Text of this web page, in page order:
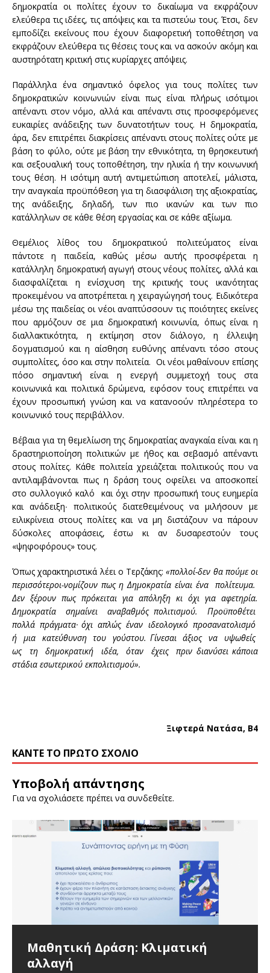
δημοκρατία οι πολίτες έχουν το δικαίωμα να εκφράζουν
ελεύθερα τις ιδέες, τις απόψεις και τα πιστεύω τους. Έτσι, δεν
εμποδίζει εκείνους που έχουν διαφορετική τοποθέτηση να
εκφράζουν ελεύθερα τις θέσεις τους και να ασκούν ακόμη και
αυστηρότατη κριτική στις κυρίαρχες απόψεις.
Παράλληλα ένα σημαντικό όφελος για τους πολίτες των
δημοκρατικών κοινωνιών είναι πως είναι πλήρως ισότιμοι
απέναντι στον νόμο, αλλά και απέναντι στις προσφερόμενες
ευκαιρίες ανάδειξης των δυνατοτήτων τους. Η δημοκρατία,
άρα, δεν επιτρέπει διακρίσεις απέναντι στους πολίτες ούτε με
βάση το φύλο, ούτε με βάση την εθνικότητα, τη θρησκευτική
και σεξουαλική τους τοποθέτηση, την ηλικία ή την κοινωνική
τους θέση. Η ισότιμη αυτή αντιμετώπιση αποτελεί, μάλιστα,
την αναγκαία προϋπόθεση για τη διασφάλιση της αξιοκρατίας,
της ανάδειξης, δηλαδή, των πιο ικανών και των πιο
κατάλληλων σε κάθε θέση εργασίας και σε κάθε αξίωμα.
Θεμέλιος λίθος του δημοκρατικού πολιτεύματος είναι
πάντοτε η παιδεία, καθώς μέσω αυτής προσφέρεται η
κατάλληλη δημοκρατική αγωγή στους νέους πολίτες, αλλά και
διασφαλίζεται η ενίσχυση της κριτικής τους ικανότητας
προκειμένου να αποτρέπεται η χειραγώγησή τους. Ειδικότερα
μέσω της παιδείας οι νέοι αναπτύσσουν τις ποιότητες εκείνες
που αρμόζουν σε μια δημοκρατική κοινωνία, όπως είναι η
διαλλακτικότητα, η εκτίμηση στον διάλογο, η έλλειψη
δογματισμού και η αίσθηση ευθύνης απέναντι τόσο στους
συμπολίτες, όσο και στην πολιτεία. Οι νέοι μαθαίνουν επίσης
πόσο σημαντική είναι η ενεργή συμμετοχή τους στα
κοινωνικά και πολιτικά δρώμενα, εφόσον τους επιτρέπει να
έχουν προσωπική γνώση και να κατανοούν πληρέστερα το
κοινωνικό τους περιβάλλον.
Βέβαια για τη θεμελίωση της δημοκρατίας αναγκαία είναι και η
δραστηριοποίηση πολιτικών με ήθος και σεβασμό απέναντι
στους πολίτες. Κάθε πολιτεία χρειάζεται πολιτικούς που να
αντιλαμβάνονται πως η δράση τους οφείλει να αποσκοπεί
στο συλλογικό καλό και όχι στην προσωπική τους ευημερία
και ανάδειξη∙ πολιτικούς διατεθειμένους να μιλήσουν με
ειλικρίνεια στους πολίτες και να μη διστάζουν να πάρουν
δύσκολες αποφάσεις, έστω κι αν δυσαρεστούν τους
«ψηφοφόρους» τους.
Όπως χαρακτηριστικά λέει ο Τερζάκης:«πολλοί-δεν θα πούμε οι
περισσότεροι-νομίζουν πως η Δημοκρατία είναι ένα πολίτευμα.
Δεν ξέρουν πως πρόκειται για απόληξη κι όχι για αφετηρία.
Δημοκρατία σημαίνει αναβαθμός πολιτισμού. Προϋποθέτει
πολλά πράγματα· όχι απλώς έναν ιδεολογικό προσανατολισμό
ή μια κατεύθυνση του γούστου. Γίνεσαι άξιος να υψωθείς
ως τη δημοκρατική ιδέα, όταν έχεις πριν διανύσει κάποια
στάδια εσωτερικού εκπολιτισμού».
Ξιφτερά Νατάσα, Β4
ΚΆΝΤΕ ΤΟ ΠΡΏΤΟ ΣΧΌΛΙΟ
Υποβολή απάντησης
Για να σχολιάσετε πρέπει να συνδεθείτε.
editorial
Μαθητική Δράση: Κλιματική
αλλαγή
Απόκριες
Ώρα για …Ν ε ρ ό
AGΙΟs VΑlΕΝΤΙΝΟs #2
Δράση από τη Μαθητική Πένα: Η
βία στις εφηβικές σχέσεις
Ισότητα των φύλων